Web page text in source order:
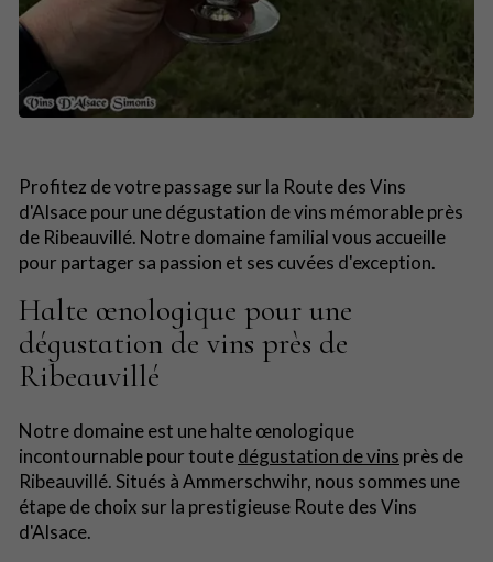
Profitez de votre passage sur la Route des Vins
d'Alsace pour une dégustation de vins mémorable près
de Ribeauvillé. Notre domaine familial vous accueille
pour partager sa passion et ses cuvées d'exception.
Halte œnologique pour une
dégustation de vins près de
Ribeauvillé
Notre domaine est une halte œnologique
incontournable pour toutedégustation de vins près de
Ribeauvillé. Situés à Ammerschwihr, nous sommes une
étape de choix sur la prestigieuse Route des Vins
d'Alsace.